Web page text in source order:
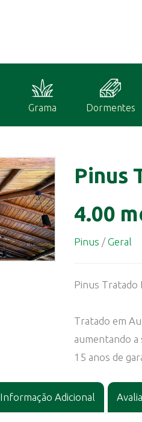
Grama Dormentes
Pinus
4.00
Pinus /Geral
Pinus Tratado
Tratado em
aumentando a
15 anos de
Informação Adicional